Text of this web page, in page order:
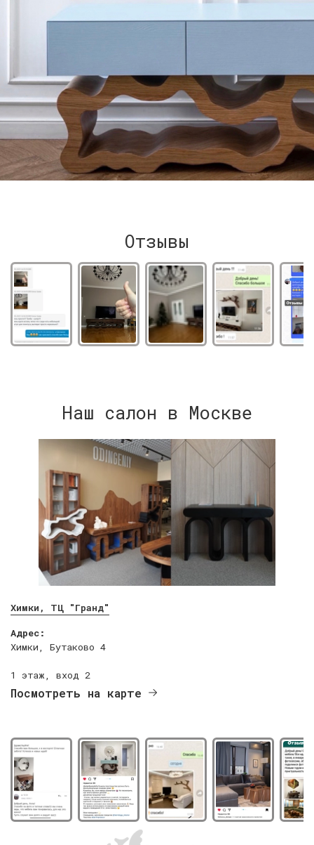
Отзывы
Наш салон в Москве
Химки, ТЦ "Гранд"
Адрес:
Химки, Бутаково 4
1 этаж, вход 2
Посмотреть на карте